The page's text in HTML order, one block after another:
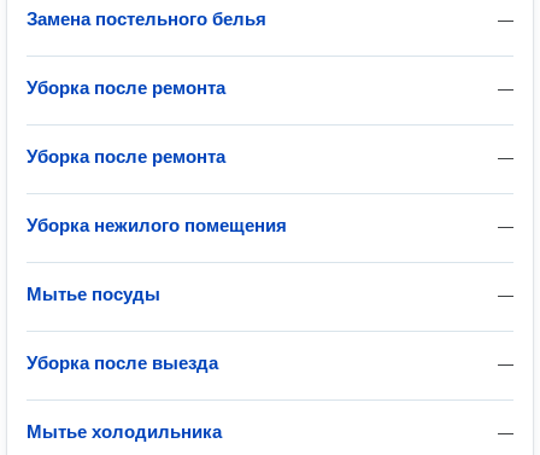
—
Замена постельного белья
—
Уборка после ремонта
—
Уборка после ремонта
—
Уборка нежилого помещения
—
Мытье посуды
—
Уборка после выезда
—
Мытье холодильника